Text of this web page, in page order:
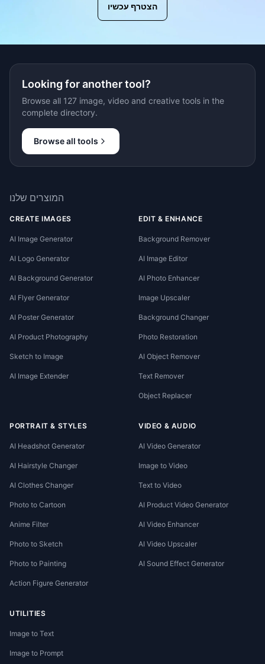
הצטרף עכשיו
Looking for another tool?
Browse all 127 image, video and creative tools in the
complete directory.
Browse all tools
המוצרים שלנו
CREATE IMAGES
AI Image Generator
AI Logo Generator
AI Background Generator
AI Flyer Generator
AI Poster Generator
AI Product Photography
Sketch to Image
AI Image Extender
EDIT & ENHANCE
Background Remover
AI Image Editor
AI Photo Enhancer
Image Upscaler
Background Changer
Photo Restoration
AI Object Remover
Text Remover
Object Replacer
PORTRAIT & STYLES
AI Headshot Generator
AI Hairstyle Changer
AI Clothes Changer
Photo to Cartoon
Anime Filter
Photo to Sketch
Photo to Painting
Action Figure Generator
VIDEO & AUDIO
AI Video Generator
Image to Video
Text to Video
AI Product Video Generator
AI Video Enhancer
AI Video Upscaler
AI Sound Effect Generator
UTILITIES
Image to Text
Image to Prompt